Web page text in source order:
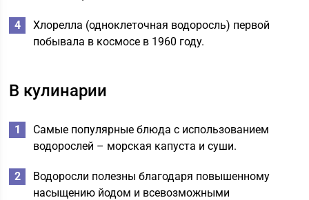
Хлорелла (одноклеточная водоросль) первой
побывала в космосе в 1960 году.
В кулинарии
Самые популярные блюда с использованием
водорослей – морская капуста и суши.
Водоросли полезны благодаря повышенному
насыщению йодом и всевозможными